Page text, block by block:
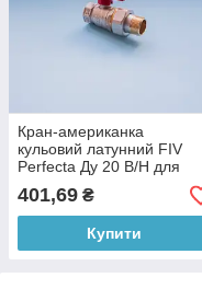
Кран-американка
кульовий латунний FIV
Perfecta Ду 20 В/Н для
води (метелик)
401,69 ₴
Купити